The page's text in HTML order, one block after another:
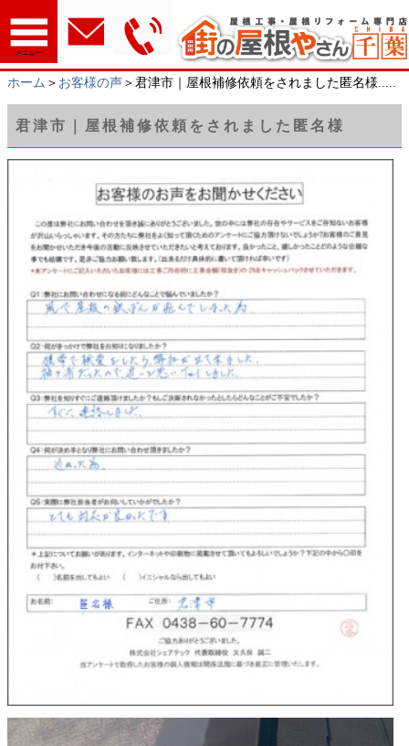
メニュー
ホーム ＞ お客様の声 ＞君津市｜屋根補修依頼をされました匿名様.....
君津市｜屋根補修依頼をされました匿名様